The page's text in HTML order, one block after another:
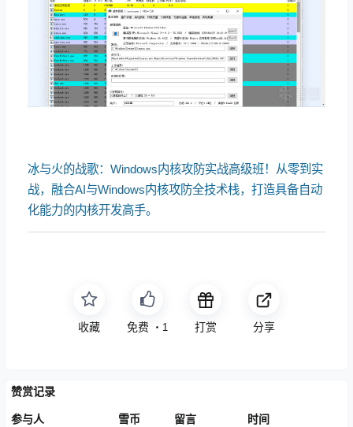
冰与火的战歌：Windows内核攻防实战高级班！从零到实
战，融合AI与Windows内核攻防全技术栈，打造具备自动
化能力的内核开发高手。
收藏 免费 ・ 1 打赏 分享
赞赏记录
参与人 雪币 留言 时间